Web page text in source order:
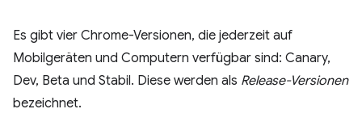
Es gibt vier Chrome-Versionen, die jederzeit auf
Mobilgeräten und Computern verfügbar sind: Canary,
Dev, Beta und Stabil. Diese werden als Release-Versionen
bezeichnet.